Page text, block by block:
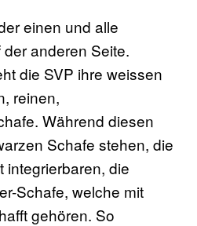
einen und alle
anderen Seite.
die SVP ihre weissen
reinen,
Während diesen
Schafe stehen, die
integrierbaren, die
Schafe, welche mit
gehören. So